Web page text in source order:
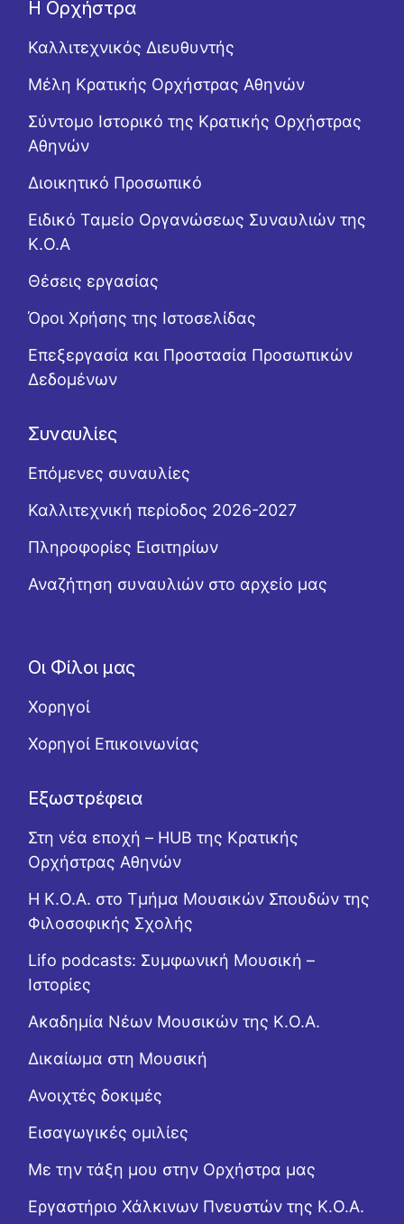
Η Ορχήστρα
Καλλιτεχνικός Διευθυντής
Μέλη Κρατικής Ορχήστρας Αθηνών
Σύντομο Ιστορικό της Κρατικής Ορχήστρας
Αθηνών
Διοικητικό Προσωπικό
Ειδικό Ταμείο Οργανώσεως Συναυλιών της
Κ.Ο.Α
Θέσεις εργασίας
Όροι Χρήσης της Ιστοσελίδας
Επεξεργασία και Προστασία Προσωπικών
Δεδομένων
Συναυλίες
Επόμενες συναυλίες
Καλλιτεχνική περίοδος 2026-2027
Πληροφορίες Εισιτηρίων
Αναζήτηση συναυλιών στο αρχείο μας
Οι Φίλοι μας
Χορηγοί
Χορηγοί Επικοινωνίας
Εξωστρέφεια
Στη νέα εποχή – HUB της Κρατικής
Ορχήστρας Αθηνών
Η Κ.Ο.Α. στο Τμήμα Μουσικών Σπουδών της
Φιλοσοφικής Σχολής
Lifo podcasts: Συμφωνική Μουσική –
Ιστορίες
Ακαδημία Νέων Μουσικών της Κ.Ο.Α.
Δικαίωμα στη Μουσική
Ανοιχτές δοκιμές
Εισαγωγικές ομιλίες
Με την τάξη μου στην Ορχήστρα μας
Εργαστήριo Χάλκινων Πνευστών της Κ.Ο.Α.